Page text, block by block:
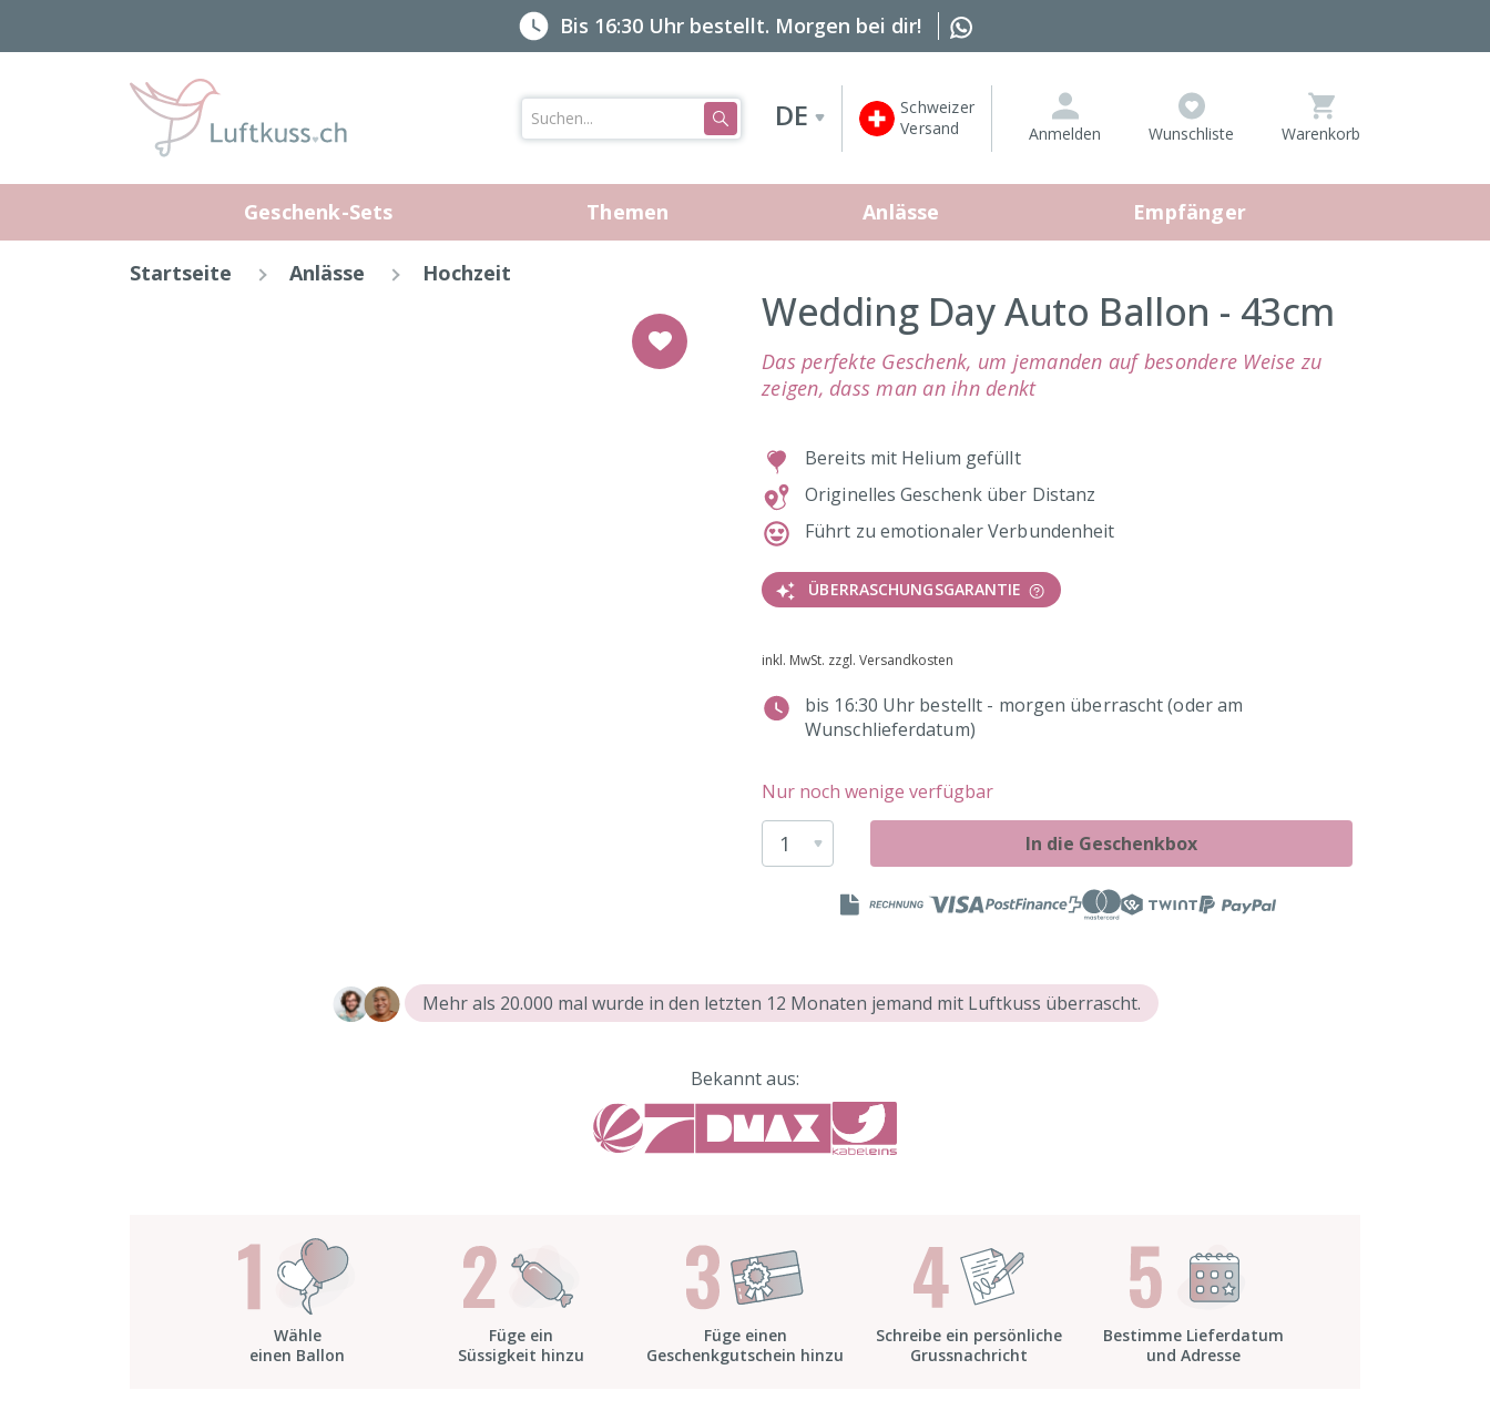
Bis 16:30 Uhr bestellt. Morgen bei dir!
DE
Schweizer
Versand
Anmelden Wunschliste
Artikel
Warenkorb
Geschenk-Sets Themen Anlässe Empfänger
Startseite Anlässe Hochzeit
Wedding Day Auto Ballon - 43cm
Das perfekte Geschenk, um jemanden auf besondere Weise zu
zeigen, dass man an ihn denkt
Bereits mit Helium gefüllt
Originelles Geschenk über Distanz
Führt zu emotionaler Verbundenheit
ÜBERRASCHUNGSGARANTIE
inkl. MwSt. zzgl. Versandkosten
bis 16:30 Uhr bestellt - morgen überrascht (oder am
Wunschlieferdatum)
Nur noch wenige verfügbar
In die Geschenkbox
Mehr als 20.000 mal wurde in den letzten 12 Monaten jemand mit Luftkuss überrascht.
Bekannt aus:
Wähle
einen Ballon
Füge ein
Süssigkeit hinzu
Füge einen
Geschenkgutschein hinzu
Schreibe ein persönliche
Grussnachricht
Bestimme Lieferdatum
und Adresse